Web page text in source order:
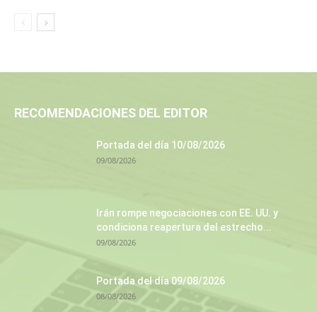
RECOMENDACIONES DEL EDITOR
Portada del día 10/08/2026
09/08/2026
Irán rompe negociaciones con EE. UU. y
condiciona reapertura del estrecho...
09/08/2026
Portada del día 09/08/2026
08/08/2026